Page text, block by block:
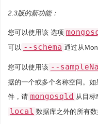
2.3版的新功能：
您可以使用该 选项
可以 --schema 通过从
您可以使用该 --
据的一个或多个名称空间。
件，请 mongosqld 从目
local 数据库之外的所有数